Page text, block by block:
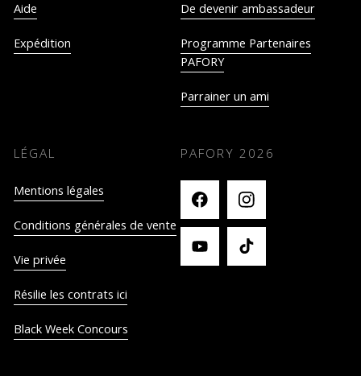
Aide
Expédition
De devenir ambassadeur
Programme Partenaires
PAFORY
Parrainer un ami
LÉGAL
Mentions légales
Conditions générales de vente
Vie privée
Résilie les contrats ici
Black Week Concours
PAFORY 2026